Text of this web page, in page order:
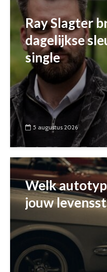
Ray Slagter
dagelijkse
single
5 augustus 2026
Welk
jouw